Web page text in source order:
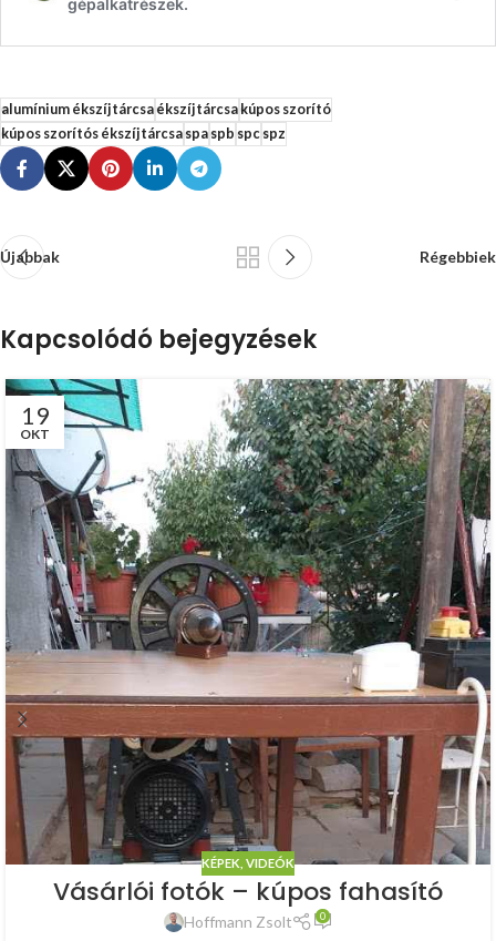
alumínium ékszíjtárcsaékszíjtárcsakúpos szorító
kúpos szorítós ékszíjtárcsaspaspb spcspz
Újabbak Régebbiek
Kapcsolódó bejegyzések
19
OKT
KÉPEK, VIDEÓK
Vásárlói fotók – kúpos fahasító
Hoffmann Zsolt 0